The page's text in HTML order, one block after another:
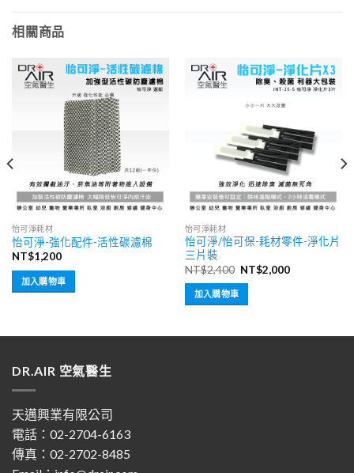
相關商品
怡可淨耗材
怡可淨-強化配件-活性碳濾棉
NT$1,200
加入購物車
怡可淨耗材
怡可淨/怡可保-耗材零件-淨化片
三片裝
NT$2,400 原
NT$2,400。
NT$2,000目
加入購物車
DR.AIR 空氣醫生
天邁興業有限公司
電話：02-2704-6163
傳真：02-2702-8485